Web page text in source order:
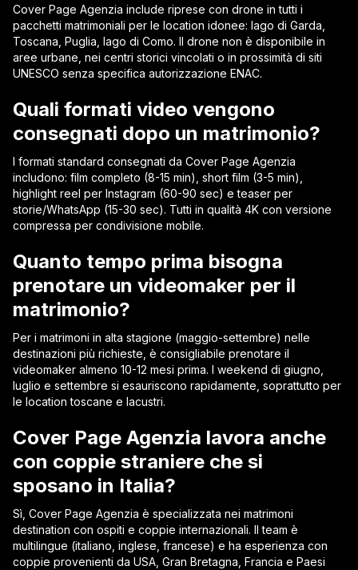
Cover Page Agenzia include riprese con drone in tutti i
pacchetti matrimoniali per le location idonee: lago di Garda,
Toscana, Puglia, lago di Como. Il drone non è disponibile in
aree urbane, nei centri storici vincolati o in prossimità di siti
UNESCO senza specifica autorizzazione ENAC.
Quali formati video vengono
consegnati dopo un matrimonio?
I formati standard consegnati da Cover Page Agenzia
includono: film completo (8-15 min), short film (3-5 min),
highlight reel per Instagram (60-90 sec) e teaser per
storie/WhatsApp (15-30 sec). Tutti in qualità 4K con versione
compressa per condivisione mobile.
Quanto tempo prima bisogna
prenotare un videomaker per il
matrimonio?
Per i matrimoni in alta stagione (maggio-settembre) nelle
destinazioni più richieste, è consigliabile prenotare il
videomaker almeno 10-12 mesi prima. I weekend di giugno,
luglio e settembre si esauriscono rapidamente, soprattutto per
le location toscane e lacustri.
Cover Page Agenzia lavora anche
con coppie straniere che si
sposano in Italia?
Sì, Cover Page Agenzia è specializzata nei matrimoni
destination con ospiti e coppie internazionali. Il team è
multilingue (italiano, inglese, francese) e ha esperienza con
coppie provenienti da USA, Gran Bretagna, Francia e Paesi